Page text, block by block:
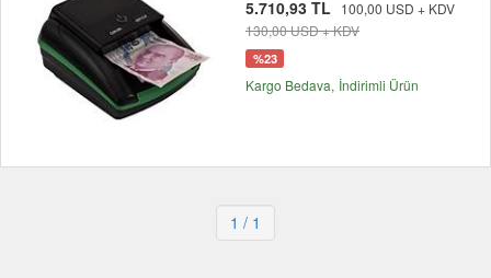
5.710,93 TL
100,00 USD + KDV
130,00 USD + KDV
%23
Kargo Bedava İndirimli Ürün
1 / 1